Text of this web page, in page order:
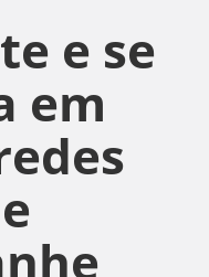
e se
em